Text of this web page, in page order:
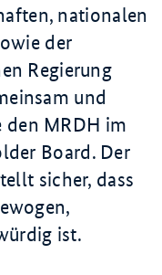
nationalen
der
Regierung
und
den MRDH im
Board. Der
sicher, dass
ist.